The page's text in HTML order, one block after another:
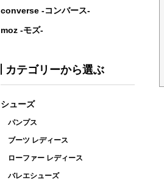
converse -コンバース-
moz -モズ-
カテゴリーから選ぶ
シューズ
パンプス
ブーツ レディース
ローファー レディース
バレエシューズ